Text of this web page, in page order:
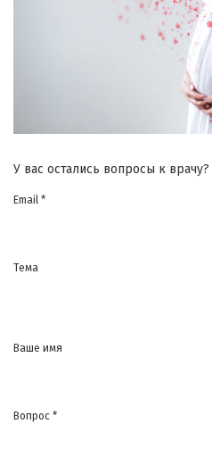
У вас остались вопросы к врачу?
Email *
Тема
Ваше имя
Вопрос *